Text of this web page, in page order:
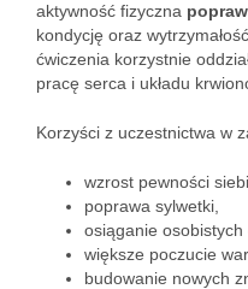
aktywność fizyczna
kondycję oraz
ćwiczenia korzystnie
pracę serca i układu
Korzyści z uczestnictwa w
wzrost pewności
poprawa sylwetki,
osiąganie osobistych
większe poczucie
budowanie nowych